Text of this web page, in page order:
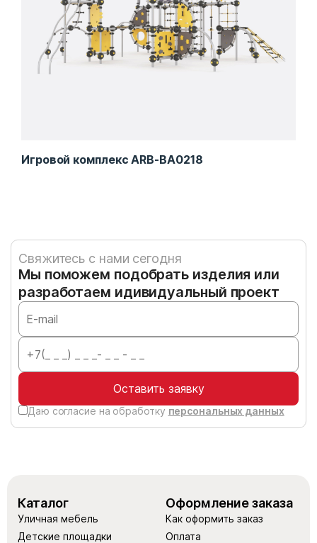
Игровой комплекс ARB-BA0218
Свяжитесь с нами сегодня
Мы поможем подобрать изделия или
разработаем идивидуальный проект
Оставить заявку
Даю согласие на обработку персональных данных
Каталог
Уличная мебель
Детские площадки
Оформление заказа
Как оформить заказ
Оплата